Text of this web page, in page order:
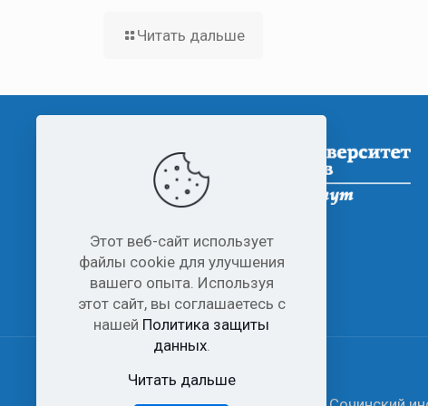
Читать дальше
Этот веб-сайт использует
файлы cookie для улучшения
вашего опыта. Используя
этот сайт, вы соглашаетесь с
нашей Политика защиты
данных.
Читать дальше